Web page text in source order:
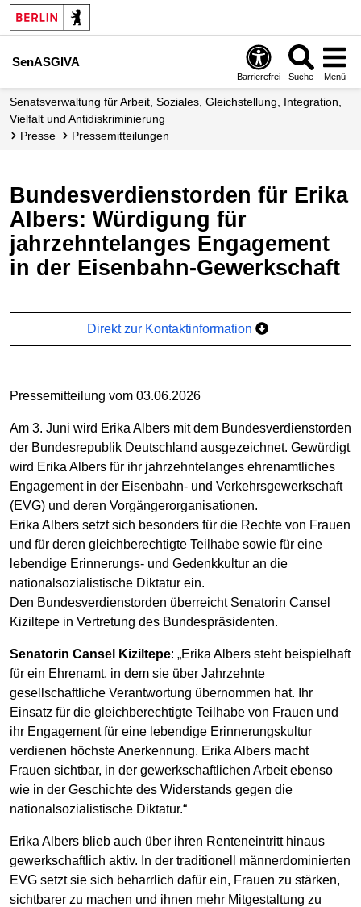
SenASGIVA
Barrierefrei Suche Menü
Senatsverwaltung für Arbeit, Soziales, Gleichstellung, Integration,
Vielfalt und Antidiskriminierung
Presse
Presse­mitteilungen
Bundesverdienstorden für Erika
Albers: Würdigung für
jahrzehntelanges Engagement
in der Eisenbahn-Gewerkschaft
Direkt zur Kontaktinformation
Pressemitteilung vom 03.06.2026
Am 3. Juni wird Erika Albers mit dem Bundesverdienstorden
der Bundesrepublik Deutschland ausgezeichnet. Gewürdigt
wird Erika Albers für ihr jahrzehntelanges ehrenamtliches
Engagement in der Eisenbahn- und Verkehrsgewerkschaft
(EVG) und deren Vorgängerorganisationen.
Erika Albers setzt sich besonders für die Rechte von Frauen
und für deren gleichberechtigte Teilhabe sowie für eine
lebendige Erinnerungs- und Gedenkkultur an die
nationalsozialistische Diktatur ein.
Den Bundesverdienstorden überreicht Senatorin Cansel
Kiziltepe in Vertretung des Bundespräsidenten.
Senatorin Cansel Kiziltepe: „Erika Albers steht beispielhaft
für ein Ehrenamt, in dem sie über Jahrzehnte
gesellschaftliche Verantwortung übernommen hat. Ihr
Einsatz für die gleichberechtigte Teilhabe von Frauen und
ihr Engagement für eine lebendige Erinnerungskultur
verdienen höchste Anerkennung. Erika Albers macht
Frauen sichtbar, in der gewerkschaftlichen Arbeit ebenso
wie in der Geschichte des Widerstands gegen die
nationalsozialistische Diktatur.“
Erika Albers blieb auch über ihren Renteneintritt hinaus
gewerkschaftlich aktiv. In der traditionell männerdominierten
EVG setzt sie sich beharrlich dafür ein, Frauen zu stärken,
sichtbarer zu machen und ihnen mehr Mitgestaltung zu